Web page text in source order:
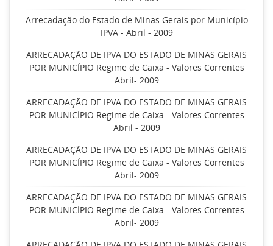
Arrecadação do Estado de Minas Gerais por Município
IPVA - Abril - 2009
ARRECADAÇÃO DE IPVA DO ESTADO DE MINAS GERAIS
POR MUNICÍPIO Regime de Caixa - Valores Correntes
Abril- 2009
ARRECADAÇÃO DE IPVA DO ESTADO DE MINAS GERAIS
POR MUNICÍPIO Regime de Caixa - Valores Correntes
Abril - 2009
ARRECADAÇÃO DE IPVA DO ESTADO DE MINAS GERAIS
POR MUNICÍPIO Regime de Caixa - Valores Correntes
Abril- 2009
ARRECADAÇÃO DE IPVA DO ESTADO DE MINAS GERAIS
POR MUNICÍPIO Regime de Caixa - Valores Correntes
Abril- 2009